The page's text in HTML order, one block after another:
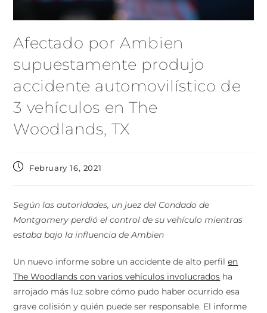
Afectado por Ambien
supuestamente produjo
accidente automovilístico de
3 vehículos en The
Woodlands, TX
February 16, 2021
Según las autoridades, un juez del Condado de
Montgomery perdió el control de su vehículo mientras
estaba bajo la influencia de Ambien
Un nuevo informe sobre un accidente de alto perfilen
The Woodlands con varios vehículos involucrados ha
arrojado más luz sobre cómo pudo haber ocurrido esa
grave colisión y quién puede ser responsable. El informe